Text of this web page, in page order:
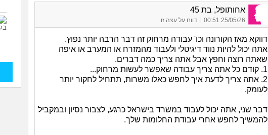
אחותופל, בת 45
25/05/26 00:51 דווח על עצה זו
דווקא מאז הקורונה וכו' עבודה מרחוק זה דבר הרבה יותר נפוץ.
אתה יכול להיות נווד דיגיטלי ולעבוד מהמזרח או המערב או איפה
שאתה רוצה וחפץ אבל אתה צריך כמה דברים.
1. קודם כל אתה צריך עבודה שאפשר לעשות מרחוק...
2. אתה צריך לדעת איך לחפש כאלו משרות, תתחיל לחקור יותר
לעומק.
דבר שני, אתה יכול לעבוד במשרד בישראל כרגע, לצבור נסיון ובמקביל
להמשיך לחפש אחרי עבודת החלומות שלך.